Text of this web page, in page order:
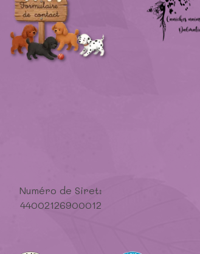
Numéro de Siret:
44002126900012